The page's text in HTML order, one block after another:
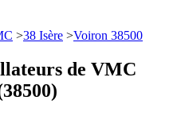
>38 Isère >Voiron 38500
de VMC